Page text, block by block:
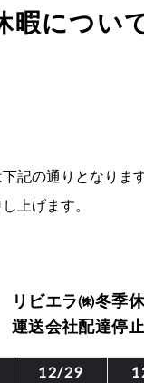
暇につい
記の通りとなります
上げます。
リビエラ㈱冬季
運送会社配達停
12/29